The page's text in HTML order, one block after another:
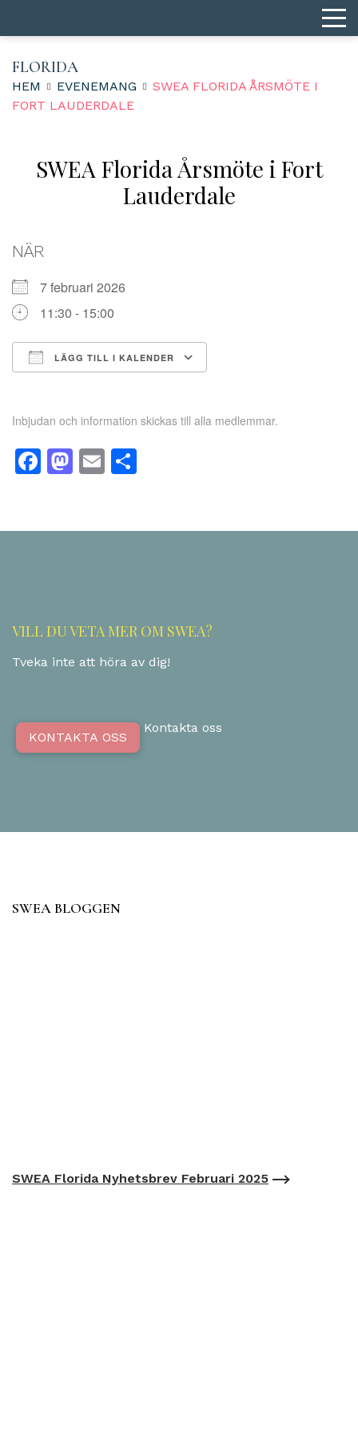
FLORIDA
HEM EVENEMANG
SWEA FLORIDA ÅRSMÖTE I
FORT LAUDERDALE
SWEA Florida Årsmöte i Fort
Lauderdale
NÄR
7 februari 2026
11:30 - 15:00
LÄGG TILL I KALENDER
Inbjudan och information skickas till alla medlemmar.
Facebook
Mastodon
Email
VILL DU VETA MER OM SWEA?
Tveka inte att höra av dig!
KONTAKTA OSS
Kontakta oss
SWEA BLOGGEN
SWEA Florida Nyhetsbrev Februari 2025